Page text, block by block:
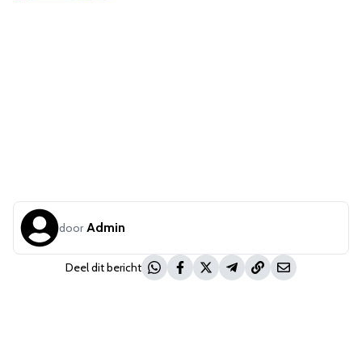
door Admin
Deel dit bericht